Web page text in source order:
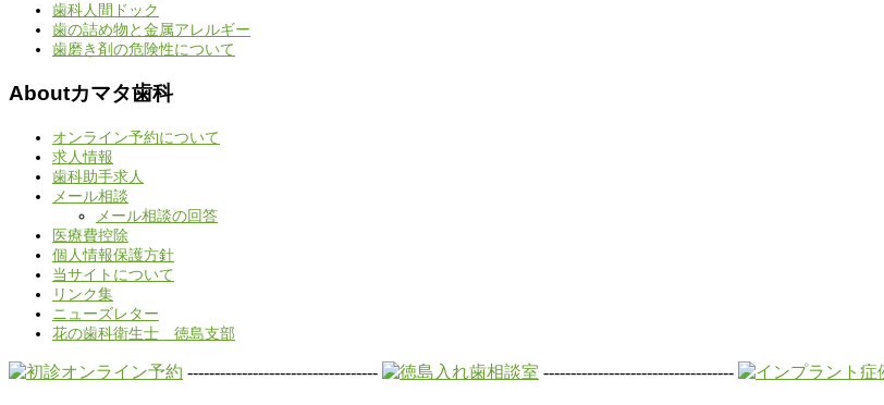
歯科人間ドック
歯の詰め物と金属アレルギー
歯磨き剤の危険性について
Aboutカマタ歯科
オンライン予約について
求人情報
歯科助手求人
メール相談
メール相談の回答
医療費控除
個人情報保護方針
当サイトについて
リンク集
ニューズレター
花の歯科衛生士 徳島支部
----------------------------------- -----------------------------------